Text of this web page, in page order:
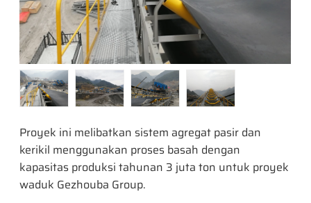
Proyek ini melibatkan sistem agregat pasir dan
kerikil menggunakan proses basah dengan
kapasitas produksi tahunan 3 juta ton untuk proyek
waduk Gezhouba Group.